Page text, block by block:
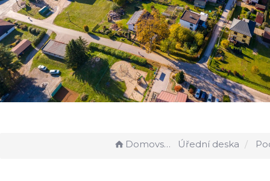
Domovská stránka Úřední deska Podpora